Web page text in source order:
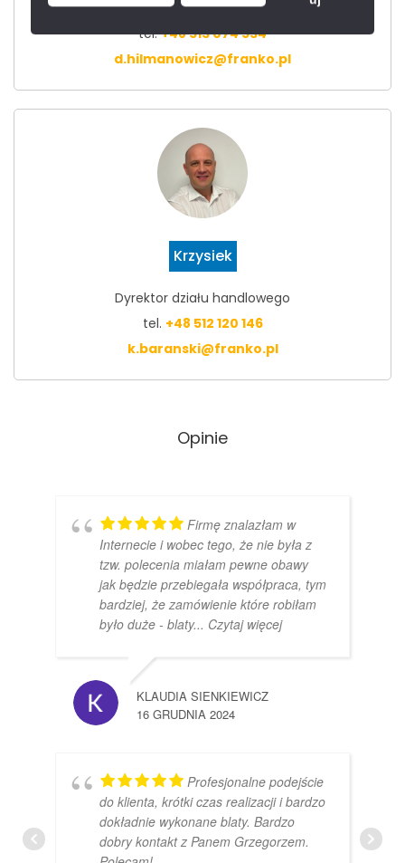
Doradca techniczno - handlowy
tel.+48 513 074 534
d.hilmanowicz@franko.pl
Krzysiek
Dyrektor działu handlowego
tel. +48 512 120 146
k.baranski@franko.pl
Opinie
Firmę znalazłam w
Internecie i wobec tego, że nie była z
tzw. polecenia miałam pewne obawy
jak będzie przebiegała współpraca, tym
bardziej, że zamówienie które robiłam
było duże - blaty... Czytaj więcej
KLAUDIA SIENKIEWICZ
16 GRUDNIA 2024
Profesjonalne podejście
do klienta, krótki czas realizacji i bardzo
dokładnie wykonane blaty. Bardzo
dobry kontakt z Panem Grzegorzem.